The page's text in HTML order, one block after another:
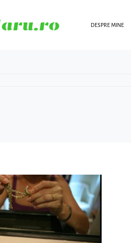
DESPRE MINE